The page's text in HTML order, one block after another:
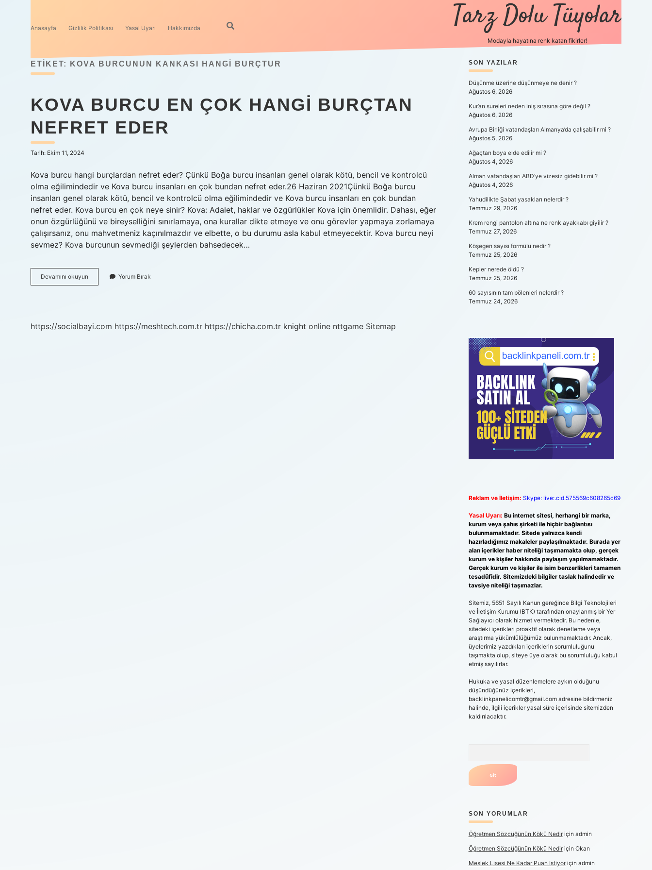
Anasayfa Gizlilik Politikası Yasal Uyarı Hakkımızda Tarz Dolu Tüyolar
Modayla hayatına renk katan fikirler!
ETIKET: KOVA BURCUNUN KANKASI HANGI BURÇTUR
KOVA BURCU EN ÇOK HANGI BURÇTAN
NEFRET EDER
Tarih: Ekim 11, 2024
Kova burcu hangi burçlardan nefret eder? Çünkü Boğa burcu insanları genel olarak kötü, bencil ve kontrolcü
olma eğilimindedir ve Kova burcu insanları en çok bundan nefret eder.26 Haziran 2021Çünkü Boğa burcu
insanları genel olarak kötü, bencil ve kontrolcü olma eğilimindedir ve Kova burcu insanları en çok bundan
nefret eder. Kova burcu en çok neye sinir? Kova: Adalet, haklar ve özgürlükler Kova için önemlidir. Dahası, eğer
onun özgürlüğünü ve bireyselliğini sınırlamaya, ona kurallar dikte etmeye ve onu görevler yapmaya zorlamaya
çalışırsanız, onu mahvetmeniz kaçınılmazdır ve elbette, o bu durumu asla kabul etmeyecektir. Kova burcu neyi
sevmez? Kova burcunun sevmediği şeylerden bahsedecek…
Devamını okuyun
Burcu
Nefret
Yorum Bırak
https://socialbayi.com https://meshtech.com.tr https://chicha.com.tr knight online nttgame Sitemap
SIDEBAR
SON YAZILAR
Düşünme üzerine düşünmeye ne denir ?
Ağustos 6, 2026
Kur’an sureleri neden iniş sırasına göre değil ?
Ağustos 6, 2026
Avrupa Birliği vatandaşları Almanya’da çalışabilir mi ?
Ağustos 5, 2026
Ağaçtan boya elde edilir mi ?
Ağustos 4, 2026
Alman vatandaşları ABD’ye vizesiz gidebilir mi ?
Ağustos 4, 2026
Yahudilikte Şabat yasakları nelerdir ?
Temmuz 29, 2026
Krem rengi pantolon altına ne renk ayakkabı giyilir ?
Temmuz 27, 2026
Köşegen sayısı formülü nedir ?
Temmuz 25, 2026
Kepler nerede öldü ?
Temmuz 25, 2026
60 sayısının tam bölenleri nelerdir ?
Temmuz 24, 2026
Reklam ve İletişim: Skype: live:.cid.575569c608265c69
Yasal Uyarı: Bu internet sitesi, herhangi bir marka,
kurum veya şahıs şirketi ile hiçbir bağlantısı
bulunmamaktadır. Sitede yalnızca kendi
hazırladığımız makaleler paylaşılmaktadır. Burada yer
alan içerikler haber niteliği taşımamakta olup, gerçek
kurum ve kişiler hakkında paylaşım yapılmamaktadır.
Gerçek kurum ve kişiler ile isim benzerlikleri tamamen
tesadüfidir. Sitemizdeki bilgiler taslak halindedir ve
tavsiye niteliği taşımazlar.
Sitemiz, 5651 Sayılı Kanun gereğince Bilgi Teknolojileri
ve İletişim Kurumu (BTK) tarafından onaylanmış bir Yer
Sağlayıcı olarak hizmet vermektedir. Bu nedenle,
sitedeki içerikleri proaktif olarak denetleme veya
araştırma yükümlülüğümüz bulunmamaktadır. Ancak,
üyelerimiz yazdıkları içeriklerin sorumluluğunu
taşımakta olup, siteye üye olarak bu sorumluluğu kabul
etmiş sayılırlar.
Hukuka ve yasal düzenlemelere aykırı olduğunu
düşündüğünüz içerikleri,
backlinkpanelicomtr@gmail.comadresine bildirmeniz
halinde, ilgili içerikler yasal süre içerisinde sitemizden
kaldırılacaktır.
SON YORUMLAR
Öğretmen Sözcüğünün Kökü Nediriçin admin
Öğretmen Sözcüğünün Kökü Nediriçin Okan
Meslek Lisesi Ne Kadar Puan Istiyoriçin admin